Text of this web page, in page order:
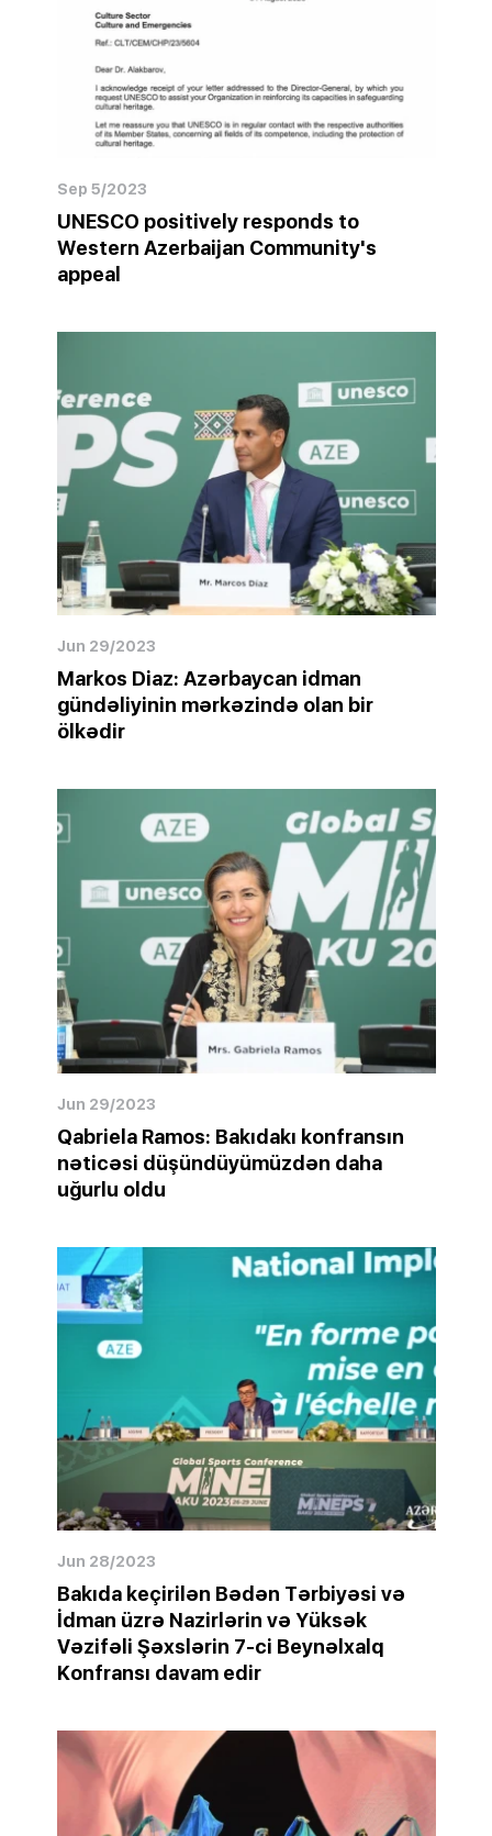
Sep 5/2023
UNESCO positively responds to
Western Azerbaijan Community's
appeal
Jun 29/2023
Markos Diaz: Azərbaycan idman
gündəliyinin mərkəzində olan bir
ölkədir
Jun 29/2023
Qabriela Ramos: Bakıdakı konfransın
nəticəsi düşündüyümüzdən daha
uğurlu oldu
Jun 28/2023
Bakıda keçirilən Bədən Tərbiyəsi və
İdman üzrə Nazirlərin və Yüksək
Vəzifəli Şəxslərin 7-ci Beynəlxalq
Konfransı davam edir